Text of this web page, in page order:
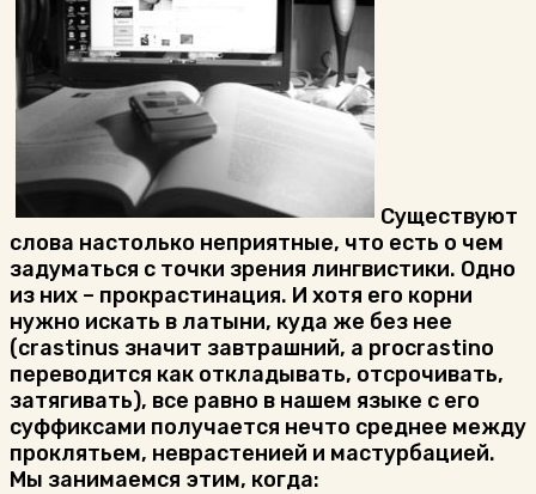
Существуют
слова настолько неприятные, что есть о чем
задуматься с точки зрения лингвистики. Одно
из них – прокрастинация. И хотя его корни
нужно искать в латыни, куда же без нее
(crastinus значит завтрашний, а procrastino
переводится как откладывать, отсрочивать,
затягивать), все равно в нашем языке с его
суффиксами получается нечто среднее между
проклятьем, неврастенией и мастурбацией.
Мы занимаемся этим, когда: